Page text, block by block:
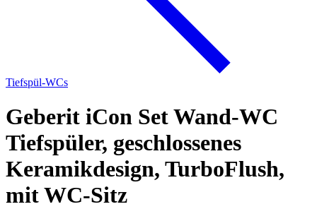
Tiefspül-WCs
Geberit iCon Set Wand-WC
Tiefspüler, geschlossenes
Keramikdesign, TurboFlush,
mit WC-Sitz